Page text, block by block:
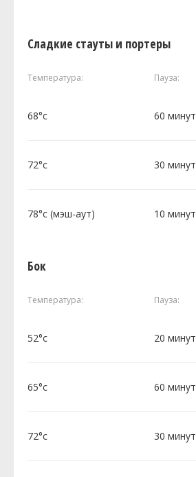
Сладкие стауты и портеры
Температура: Пауза:
68°c 60 минут
72°c 30 минут
78°c (мэш-аут) 10 минут
Бок
Температура: Пауза:
52°c 20 минут
65°c 60 минут
72°c 30 минут